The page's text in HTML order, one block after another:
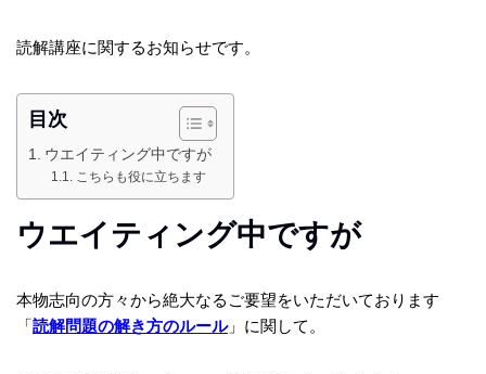
読解講座に関するお知らせです。
目次
ウエイティング中ですが
こちらも役に立ちます
ウエイティング中ですが
本物志向の方々から絶大なるご要望をいただいております
「読解問題の解き方のルール」に関して。